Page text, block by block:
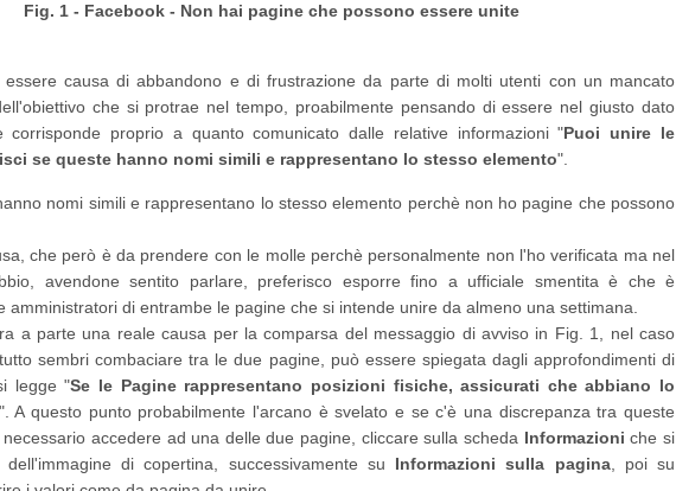
Fig. 1 - Facebook - Non hai pagine che possono essere unite
essere causa di abbandono e di frustrazione da parte di molti utenti con un mancato
che si protrae nel tempo, proabilmente pensando di essere nel giusto dato
corrisponde proprio a quanto comunicato dalle relative informazioni "Puoi unire le
se queste hanno nomi simili e rappresentano lo stesso elemento".
nomi simili e rappresentano lo stesso elemento perchè non ho pagine che possono
che però è da prendere con le molle perchè personalmente non l'ho verificata ma nel
avendone sentito parlare, preferisco esporre fino a ufficiale smentita è che è
amministratori di entrambe le pagine che si intende unire da almeno una settimana.
a parte una reale causa per la comparsa del messaggio di avviso in Fig. 1, nel caso
sembri combaciare tra le due pagine, può essere spiegata dagli approfondimenti di
legge "Se le Pagine rappresentano posizioni fisiche, assicurati che abbiano lo
". A questo punto probabilmente l'arcano è svelato e se c'è una discrepanza tra queste
accedere ad una delle due pagine, cliccare sulla scheda Informazioni che si
di copertina, successivamente su Informazioni sulla pagina, poi su